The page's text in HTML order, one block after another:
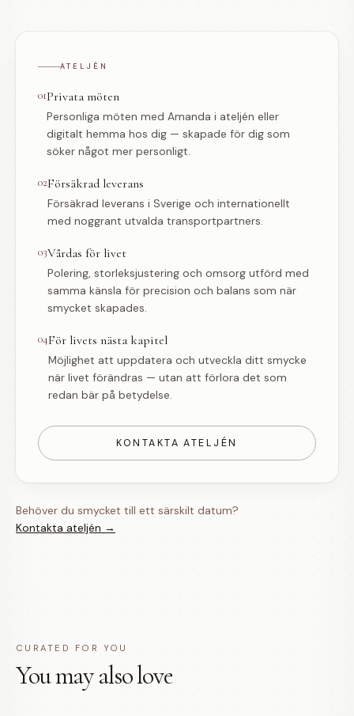
ATELJÉN
01Privata möten
Personliga möten med Amanda i ateljén eller
digitalt hemma hos dig — skapade för dig som
söker något mer personligt.
02Försäkrad leverans
Försäkrad leverans i Sverige och internationellt
med noggrant utvalda transportpartners.
03Vårdas för livet
Polering, storleksjustering och omsorg utförd med
samma känsla för precision och balans som när
smycket skapades.
04För livets nästa kapitel
Möjlighet att uppdatera och utveckla ditt smycke
när livet förändras — utan att förlora det som
redan bär på betydelse.
KONTAKTA ATELJÉN
Behöver du smycket till ett särskilt datum?
Kontakta ateljén →
CURATED FOR YOU
You may also love